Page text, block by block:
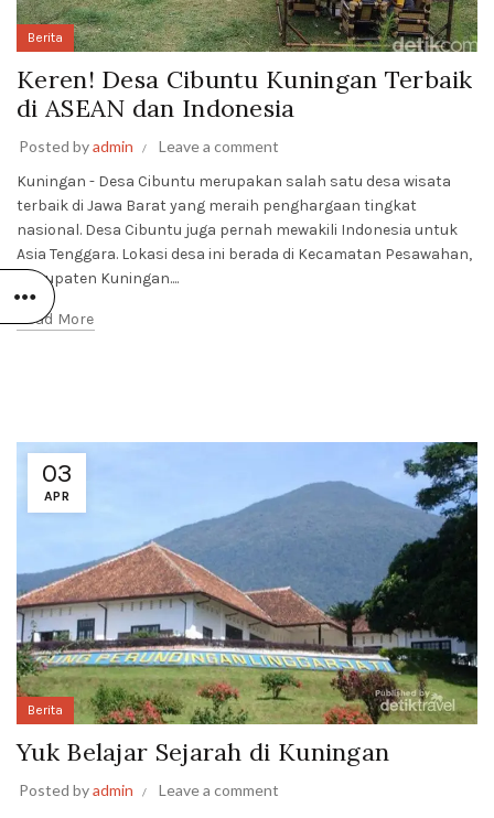
Berita
Keren! Desa Cibuntu Kuningan Terbaik
di ASEAN dan Indonesia
Posted byadmin
Leave a comment
Kuningan - Desa Cibuntu merupakan salah satu desa wisata
terbaik di Jawa Barat yang meraih penghargaan tingkat
nasional. Desa Cibuntu juga pernah mewakili Indonesia untuk
Asia Tenggara. Lokasi desa ini berada di Kecamatan Pesawahan,
Kabupaten Kuningan....
Read More
03
APR
Berita
Yuk Belajar Sejarah di Kuningan
Posted byadmin
Leave a comment